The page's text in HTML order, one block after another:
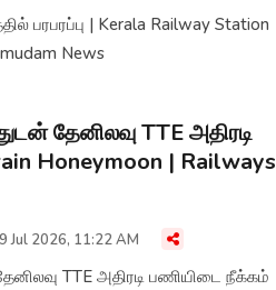
பரபரப்பு | Kerala Railway Station
News
தேனிலவு TTE அதிரடி
Honeymoon | Railways
Jul 2026, 11:22 AM
TTE அதிரடி பணியிடை நீக்கம்